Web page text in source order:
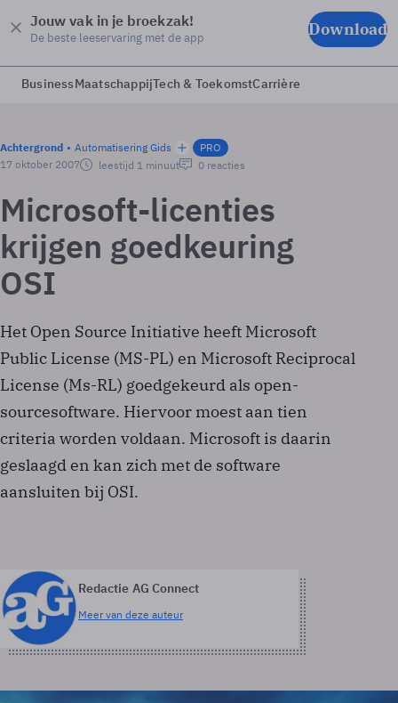
Jouw vak in je broekzak!
De beste leeservaring met de app Download
BusinessMaatschappijTech & ToekomstCarrière
Achtergrond Automatisering Gids
PRO
17 oktober 2007
leestijd 1 minuut 0 reacties
Microsoft-licenties
krijgen goedkeuring
OSI
Het Open Source Initiative heeft Microsoft
Public License (MS-PL) en Microsoft Reciprocal
License (Ms-RL) goedgekeurd als open-
sourcesoftware. Hiervoor moest aan tien
criteria worden voldaan. Microsoft is daarin
geslaagd en kan zich met de software
aansluiten bij OSI.
Redactie AG Connect
Meer van deze auteur